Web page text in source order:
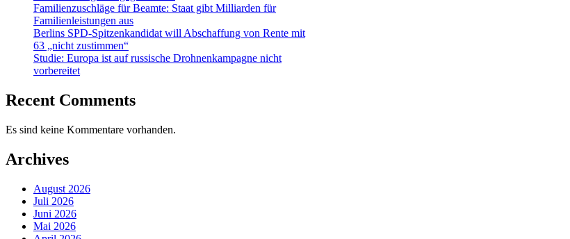
Familienzuschläge für Beamte: Staat gibt Milliarden für
Familienleistungen aus
Berlins SPD-Spitzenkandidat will Abschaffung von Rente mit
63 „nicht zustimmen“
Studie: Europa ist auf russische Drohnenkampagne nicht
vorbereitet
Recent Comments
Es sind keine Kommentare vorhanden.
Archives
August 2026
Juli 2026
Juni 2026
Mai 2026